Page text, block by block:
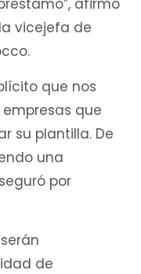
vicejefa de
que nos
que
su plantilla. De
una
por
de